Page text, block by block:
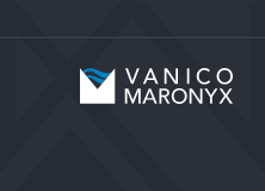
Vanico-Maronyx